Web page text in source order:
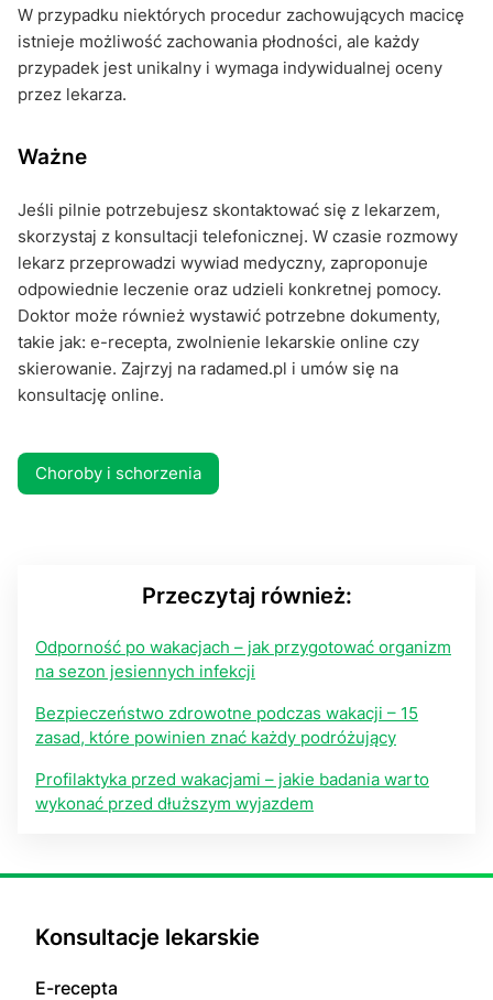
W przypadku niektórych procedur zachowujących macicę
istnieje możliwość zachowania płodności, ale każdy
przypadek jest unikalny i wymaga indywidualnej oceny
przez lekarza.
Ważne
Jeśli pilnie potrzebujesz skontaktować się z lekarzem,
skorzystaj z konsultacji telefonicznej. W czasie rozmowy
lekarz przeprowadzi wywiad medyczny, zaproponuje
odpowiednie leczenie oraz udzieli konkretnej pomocy.
Doktor może również wystawić potrzebne dokumenty,
takie jak: e-recepta, zwolnienie lekarskie online czy
skierowanie. Zajrzyj na radamed.pl i umów się na
konsultację online.
Choroby i schorzenia
Przeczytaj również:
Odporność po wakacjach – jak przygotować organizm
na sezon jesiennych infekcji
Bezpieczeństwo zdrowotne podczas wakacji – 15
zasad, które powinien znać każdy podróżujący
Profilaktyka przed wakacjami – jakie badania warto
wykonać przed dłuższym wyjazdem
Konsultacje lekarskie
E-recepta